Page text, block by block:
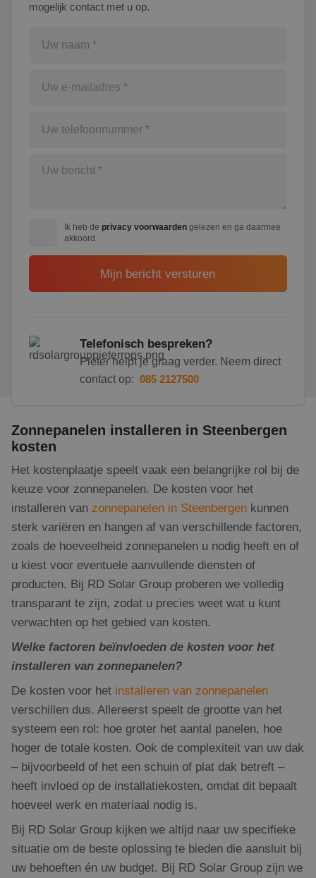
mogelijk contact met u op.
Ik heb de privacy voorwaarden gelezen en ga daarmee
akkoord
Telefonisch bespreken?
Pieter helpt je graag verder. Neem direct
contact op: 085 2127500
Zonnepanelen installeren in Steenbergen
kosten
Het kostenplaatje speelt vaak een belangrijke rol bij de
keuze voor zonnepanelen. De kosten voor het
installeren van zonnepanelen in Steenbergen kunnen
sterk variëren en hangen af van verschillende factoren,
zoals de hoeveelheid zonnepanelen u nodig heeft en of
u kiest voor eventuele aanvullende diensten of
producten. Bij RD Solar Group proberen we volledig
transparant te zijn, zodat u precies weet wat u kunt
verwachten op het gebied van kosten.
Welke factoren beïnvloeden de kosten voor het
installeren van zonnepanelen?
De kosten voor het installeren van zonnepanelen
verschillen dus. Allereerst speelt de grootte van het
systeem een rol: hoe groter het aantal panelen, hoe
hoger de totale kosten. Ook de complexiteit van uw dak
– bijvoorbeeld of het een schuin of plat dak betreft –
heeft invloed op de installatiekosten, omdat dit bepaalt
hoeveel werk en materiaal nodig is.
Bij RD Solar Group kijken we altijd naar uw specifieke
situatie om de beste oplossing te bieden die aansluit bij
uw behoeften én uw budget. Bij RD Solar Group zijn we